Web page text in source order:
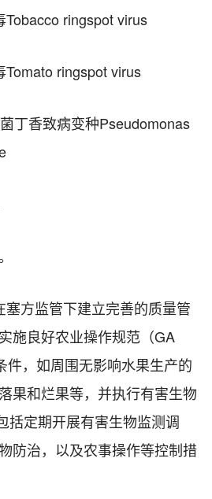
ringspot virus
ringspot virus
丁香致病变种Pseudomonas
塞方监管下建立完善的质量管
施良好农业操作规范（GA
件，如周围无影响水果生产的
果和烂果等，并执行有害生物
括定期开展有害生物监测调
防治，以及农事操作等控制措